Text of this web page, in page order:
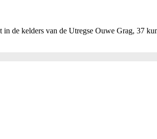
de kelders van de Utregse Ouwe Grag, 37